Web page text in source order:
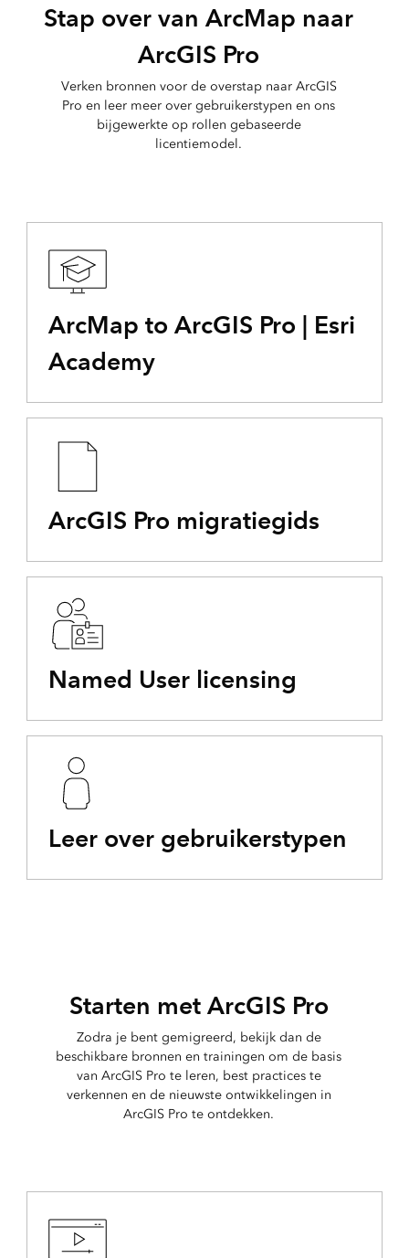
Stap over van ArcMap naar
ArcGIS Pro
Verken bronnen voor de overstap naar ArcGIS
Pro en leer meer over gebruikerstypen en ons
bijgewerkte op rollen gebaseerde
licentiemodel.
ArcMap to ArcGIS Pro | Esri
Academy
ArcGIS Pro migratiegids
Named User licensing
Leer over gebruikerstypen
Starten met ArcGIS Pro
Zodra je bent gemigreerd, bekijk dan de
beschikbare bronnen en trainingen om de basis
van ArcGIS Pro te leren, best practices te
verkennen en de nieuwste ontwikkelingen in
ArcGIS Pro te ontdekken.